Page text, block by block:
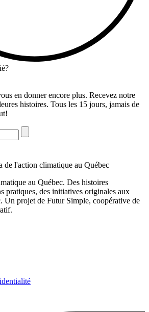
en donner encore plus. Recevez notre
histoires. Tous les 15 jours, jamais de
au Québec. Des histoires
pratiques, des initiatives originales aux
Un projet de Futur Simple, coopérative de